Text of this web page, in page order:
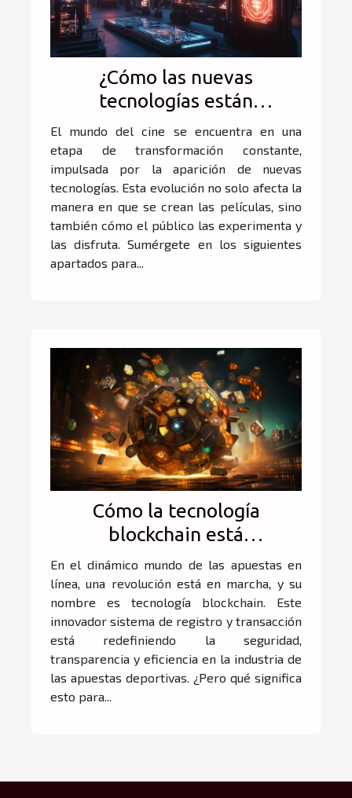
¿Cómo las nuevas
tecnologías están
moldeando el futuro del
cine?
El mundo del cine se encuentra en una
etapa de transformación constante,
impulsada por la aparición de nuevas
tecnologías. Esta evolución no solo afecta la
manera en que se crean las películas, sino
también cómo el público las experimenta y
las disfruta. Sumérgete en los siguientes
apartados para...
Cómo la tecnología
blockchain está
transformando las apuestas
deportivas en línea
En el dinámico mundo de las apuestas en
línea, una revolución está en marcha, y su
nombre es tecnología blockchain. Este
innovador sistema de registro y transacción
está redefiniendo la seguridad,
transparencia y eficiencia en la industria de
las apuestas deportivas. ¿Pero qué significa
esto para...